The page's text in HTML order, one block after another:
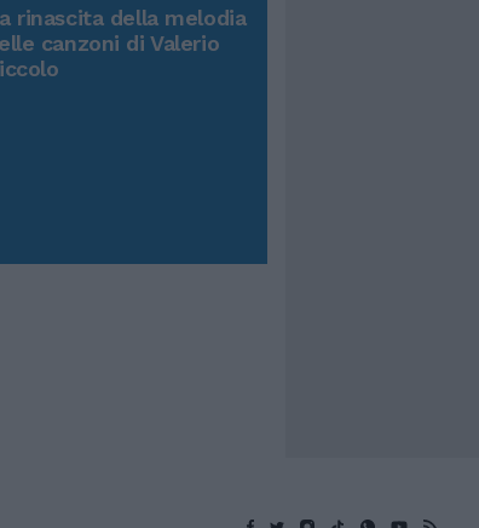
rinascita della melodia
canzoni di Valerio